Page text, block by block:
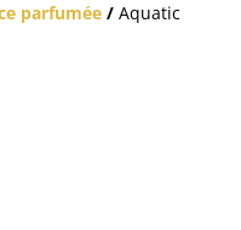
parfumée / Aquatic